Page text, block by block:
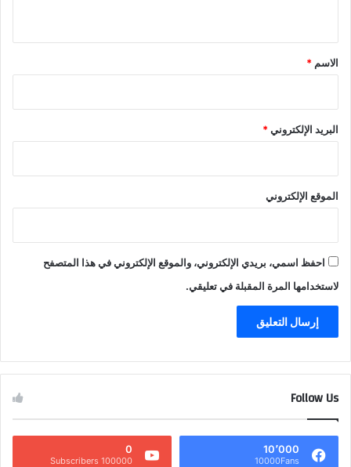
*
الاسم *
البريد الإلكتروني*
الموقع الإلكتروني
احفظ اسمي، بريدي الإلكتروني، والموقع الإلكتروني في هذا المتصفح
لاستخدامها المرة المقبلة في تعليقي.
Follow Us
10٬000
10000Fans
0
100000 Subscribers